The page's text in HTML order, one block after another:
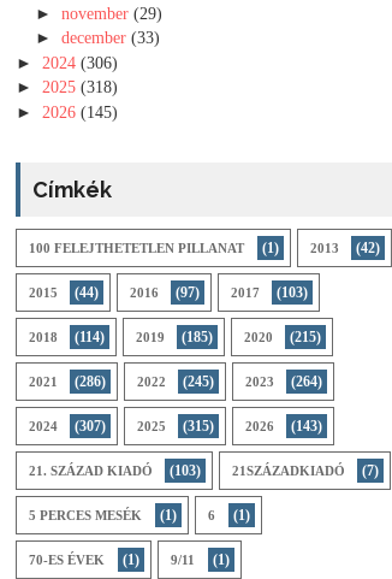
►november(29)
►december(33)
► 2024 (306)
► 2025 (318)
► 2026 (145)
Címkék
100 FELEJTHETETLEN PILLANAT (1) 2013 (42)
2015 (44) 2016 (97) 2017 (103)
2018 (114) 2019 (185) 2020 (215)
2021 (286) 2022 (245) 2023 (264)
2024 (307) 2025 (315) 2026 (143)
21. SZÁZAD KIADÓ (103) 21SZÁZADKIADÓ (7)
5 PERCES MESÉK (1) 6 (1)
70-ES ÉVEK (1) 9/11 (1)